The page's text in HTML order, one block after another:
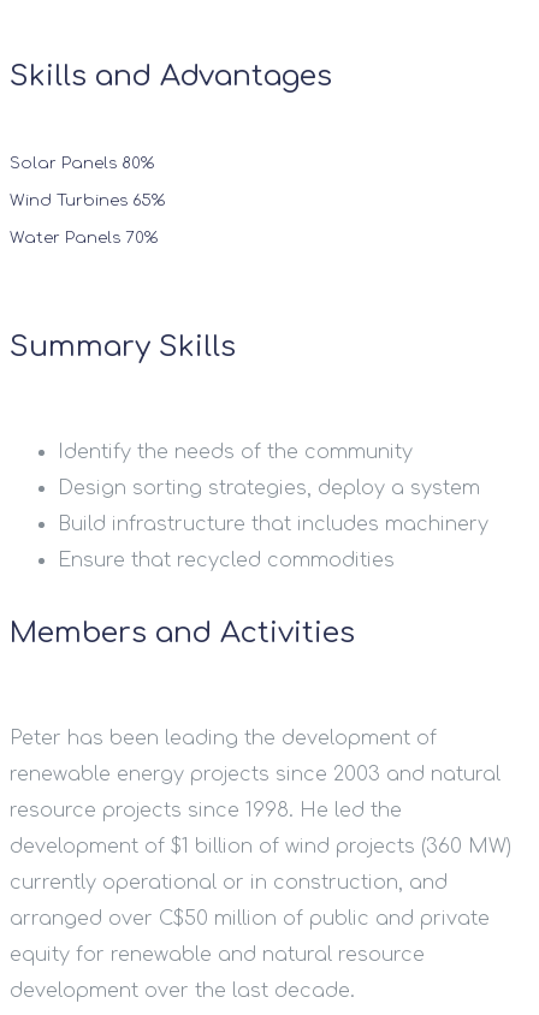
Skills and Advantages
Solar Panels 80%
Wind Turbines 65%
Water Panels 70%
Summary Skills
Identify the needs of the community
Design sorting strategies, deploy a system
Build infrastructure that includes machinery
Ensure that recycled commodities
Members and Activities
Peter has been leading the development of
renewable energy projects since 2003 and natural
resource projects since 1998. He led the
development of $1 billion of wind projects (360 MW)
currently operational or in construction, and
arranged over C$50 million of public and private
equity for renewable and natural resource
development over the last decade.